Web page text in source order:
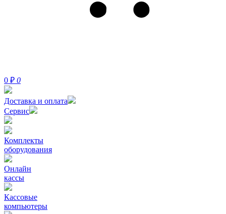
0 ₽ 0
Доставка и оплата
Сервис
Комплекты
оборудования
Онлайн
кассы
Кассовые
компьютеры